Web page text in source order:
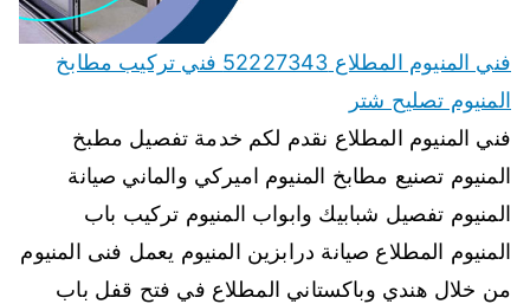
فني المنيوم المطلاع 52227343 فني تركيب مطابخ
المنيوم تصليح شتر
فني المنيوم المطلاع نقدم لكم خدمة تفصيل مطبخ
المنيوم تصنيع مطابخ المنيوم اميركي والماني صيانة
المنيوم تفصيل شبابيك وابواب المنيوم تركيب باب
المنيوم المطلاع صيانة درابزين المنيوم يعمل فنى المنيوم
من خلال هندي وباكستاني المطلاع في فتح قفل باب